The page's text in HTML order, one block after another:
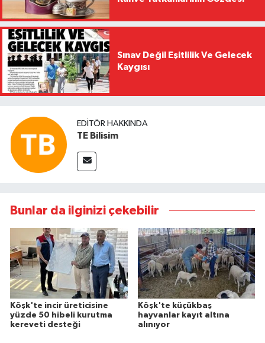
Sınav Değil Eşitlilik Ve Gelecek
Kaygısı
EDITÖR HAKKINDA
TE Bilisim
Bunlar da ilginizi çekebilir
Köşk'te incir üreticisine
yüzde 50 hibeli kurutma
kereveti desteği
Köşk'te küçükbaş
hayvanlar kayıt altına
alınıyor